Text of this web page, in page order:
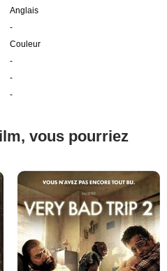
Anglais
-
Couleur
-
-
-
vous pourriez